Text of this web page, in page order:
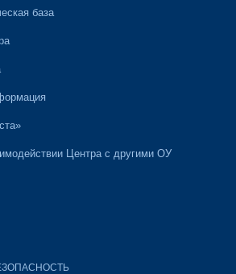
база
Центра с другими ОУ